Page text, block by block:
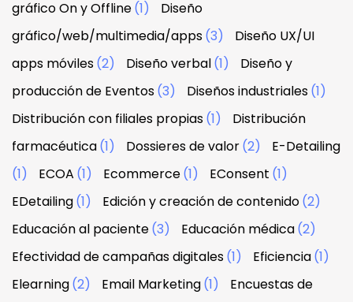
gráfico On y Offline(1)
Diseño
gráfico/web/multimedia/apps(3)
Diseño UX/UI
apps móviles(2) Diseño verbal(1)
Diseño y
producción de Eventos(3) Diseños industriales(1)
Distribución con filiales propias(1)
Distribución
farmacéutica(1) Dossieres de valor(2)
E-Detailing
(1)
ECOA (1) Ecommerce(1) EConsent (1)
EDetailing(1) Edición y creación de contenido(2)
Educación al paciente(3) Educación médica(2)
Efectividad de campañas digitales(1) Eficiencia(1)
Elearning(2) Email Marketing(1)
Encuestas de